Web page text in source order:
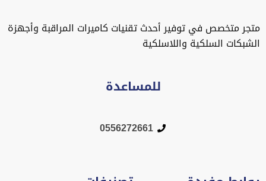
متجر متخصص في توفير أحدث تقنيات كاميرات المراقبة وأجهزة
الشبكات السلكية واللاسلكية
للمساعدة
0556272661